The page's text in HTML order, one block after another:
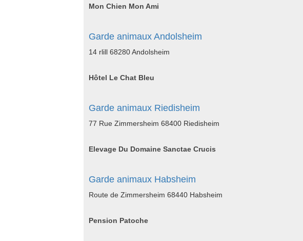
Mon Chien Mon Ami
Garde animaux Andolsheim
14 rlill 68280 Andolsheim
Hôtel Le Chat Bleu
Garde animaux Riedisheim
77 Rue Zimmersheim 68400 Riedisheim
Elevage Du Domaine Sanctae Crucis
Garde animaux Habsheim
Route de Zimmersheim 68440 Habsheim
Pension Patoche